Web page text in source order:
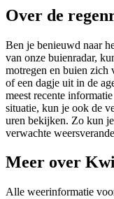
Over de
Ben je benieuwd naar
van onze buienradar,
motregen en buien zich
of een dagje uit in de
meest recente
situatie, kun je ook de
uren bekijken. Zo kun
verwachte
Meer over
Alle weerinformatie